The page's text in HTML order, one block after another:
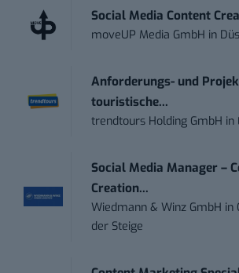
Social Media Content
moveUP Media GmbH in
Anforderungs- und
touristische...
trendtours Holding GmbH in
Social Media Manager –
Creation...
Wiedmann & Winz GmbH in
der Steige